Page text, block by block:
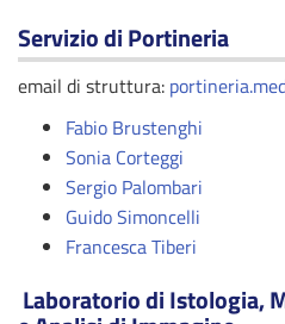
Servizio di Portineria
email di struttura:
Fabio Brustenghi
Sonia Corteggi
Sergio Palombari
Guido Simoncelli
Francesca Tiberi
Laboratorio di Istologia,